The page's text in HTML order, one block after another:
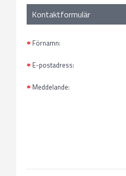
Kontaktformulär
Förnamn:
E-postadress:
Meddelande: